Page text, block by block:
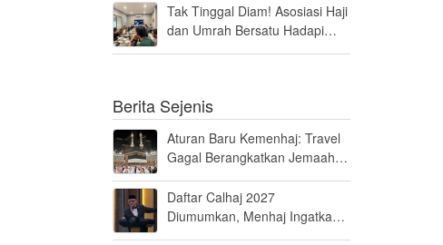
Tak Tinggal Diam! Asosiasi Haji
dan Umrah Bersatu Hadapi
Berita Sejenis
Aturan Baru Kemenhaj: Travel
Gagal Berangkatkan Jemaah
Daftar Calhaj 2027
Diumumkan, Menhaj Ingatkan